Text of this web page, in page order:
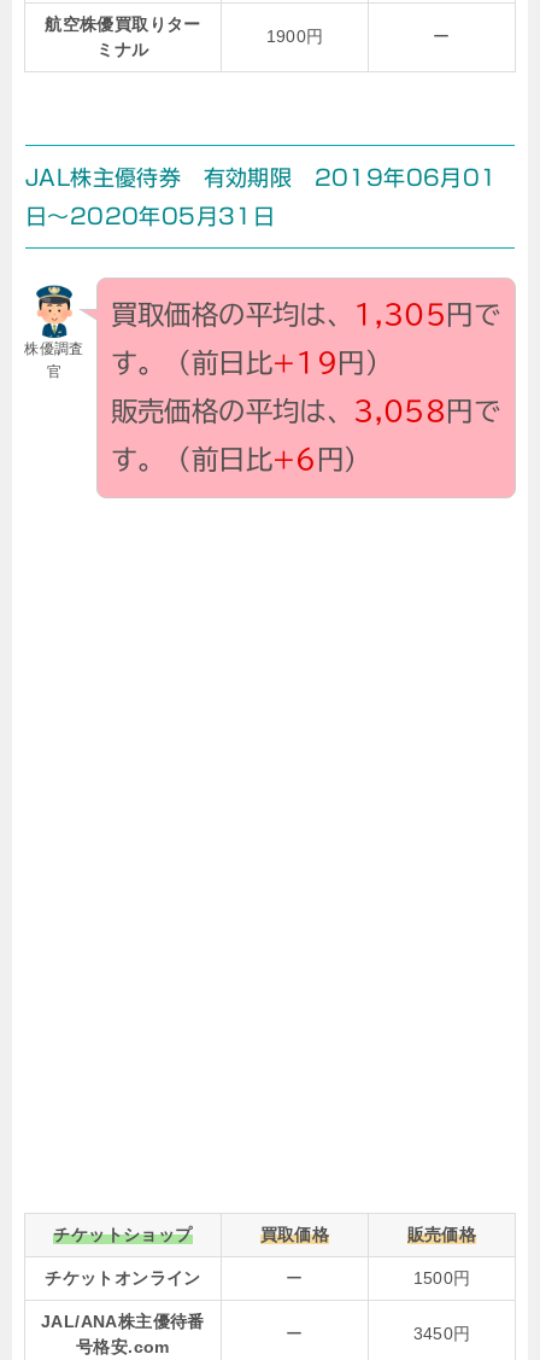
航空株優買取りター
ミナル
1900円 ー
JAL株主優待券 有効期限 2019年06月01
日～2020年05月31日
株優調査
官
買取価格の平均は、 1,305 円で
す。（前日比+19 円）
販売価格の平均は、 3,058 円で
す。（前日比+6 円）
チケットショップ 買取価格 販売価格
チケットオンライン ー 1500円
JAL/ANA株主優待番
号格安.com
ー 3450円